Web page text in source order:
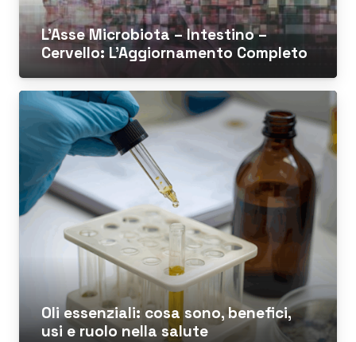
L’Asse Microbiota – Intestino –
Cervello: L’Aggiornamento Completo
Oli essenziali: cosa sono, benefici,
usi e ruolo nella salute